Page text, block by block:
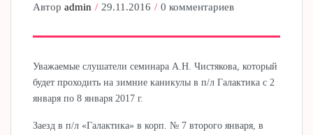
Авторadmin 29.11.2016 0 комментариев
Уважаемые слушатели семинара А.Н. Чистякова, который
будет проходить на зимние каникулы в п/л Галактика с 2
января по 8 января 2017 г.
Заезд в п/л «Галактика» в корп. № 7 второго января, в